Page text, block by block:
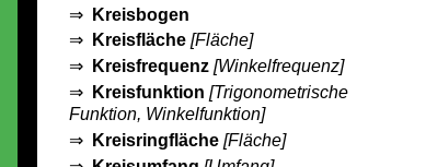
⇒
Kreisbogen
⇒
Kreisfläche[Fläche]
⇒
Kreisfrequenz[Winkelfrequenz]
⇒
Kreisfunktion [Trigonometrische
Funktion, Winkelfunktion]
⇒
Kreisringfläche[Fläche]